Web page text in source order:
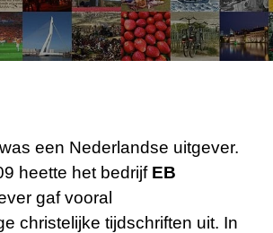
was een Nederlandse uitgever.
heette het bedrijf EB
gaf vooral
christelijke tijdschriften uit. In